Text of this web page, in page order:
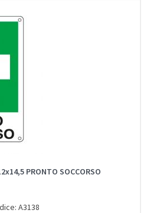
PRONTO SOCCORSO
A3138